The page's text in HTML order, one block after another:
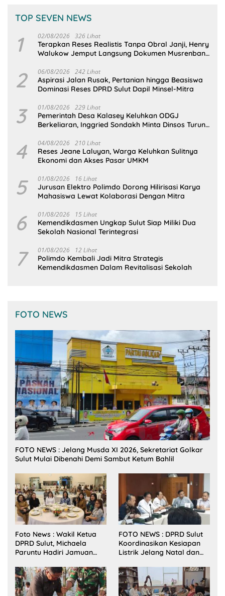
TOP SEVEN NEWS
1 02/08/2026 326 Lihat
Terapkan Reses Realistis Tanpa Obral Janji, Henry
Walukow Jemput Langsung Dokumen Musrenbang
2 06/08/2026 242 Lihat
Aspirasi Jalan Rusak, Pertanian hingga Beasiswa
Dominasi Reses DPRD Sulut Dapil Minsel-Mitra
3 01/08/2026 229 Lihat
Pemerintah Desa Kalasey Keluhkan ODGJ
Berkeliaran, Inggried Sondakh Minta Dinsos Turun
4 04/08/2026 210 Lihat
Reses Jeane Laluyan, Warga Keluhkan Sulitnya
Ekonomi dan Akses Pasar UMKM
5 01/08/2026 16 Lihat
Jurusan Elektro Polimdo Dorong Hilirisasi Karya
Mahasiswa Lewat Kolaborasi Dengan Mitra
6 01/08/2026 15 Lihat
Kemendikdasmen Ungkap Sulut Siap Miliki Dua
Sekolah Nasional Terintegrasi
7 01/08/2026 12 Lihat
Polimdo Kembali Jadi Mitra Strategis
Kemendikdasmen Dalam Revitalisasi Sekolah
FOTO NEWS
FOTO NEWS : Jelang Musda XI 2026, Sekretariat Golkar
Sulut Mulai Dibenahi Demi Sambut Ketum Bahlil
Foto News : Wakil Ketua
DPRD Sulut, Michaela
Paruntu Hadiri Jamuan
Sulut Bersama Wamenkes
RI
FOTO NEWS : DPRD Sulut
Koordinasikan Kesiapan
Listrik Jelang Natal dan